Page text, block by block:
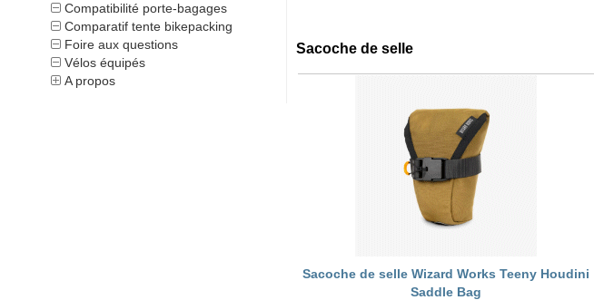
Compatibilité porte-bagages
Comparatif tente bikepacking
Foire aux questions
Vélos équipés
A propos
Sacoche de selle
Sacoche de selle Wizard Works Teeny Houdini
Saddle Bag